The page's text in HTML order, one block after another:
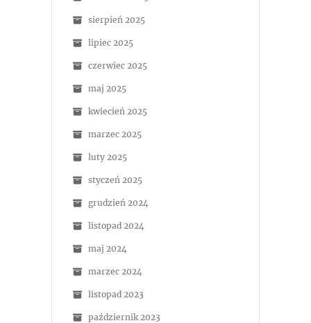
sierpień 2025
lipiec 2025
czerwiec 2025
maj 2025
kwiecień 2025
marzec 2025
luty 2025
styczeń 2025
grudzień 2024
listopad 2024
maj 2024
marzec 2024
listopad 2023
październik 2023